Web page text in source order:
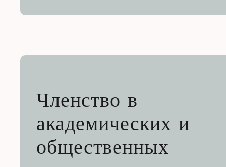
Членство в
академических и
общественных